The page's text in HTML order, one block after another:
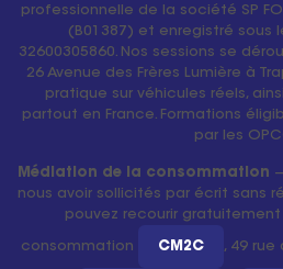
professionnelle de la société SP
(B01387) et enregistré sous
32600305860. Nos sessions se
26 Avenue des Frères Lumière à
pratique sur véhicules réels,
partout en France. Formations
par les
Médiation de la consommation
nous avoir sollicités par écrit sans
pouvez recourir
consommation CM2C , 49 rue